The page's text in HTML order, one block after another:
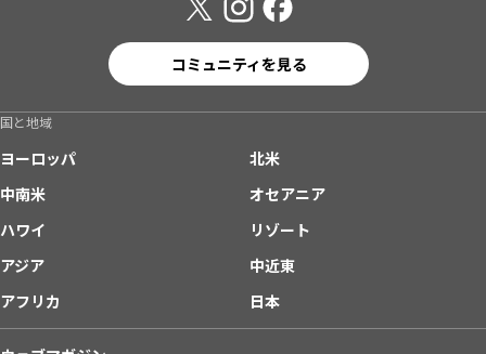
コミュニティを見る
国と地域
ヨーロッパ
北米
中南米
オセアニア
ハワイ
リゾート
アジア
中近東
アフリカ
日本